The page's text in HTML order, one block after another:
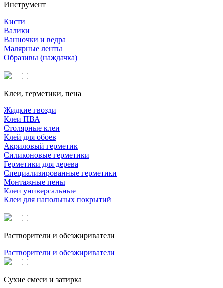
Инструмент
Кисти
Валики
Ванночки и ведра
Малярные ленты
Образивы (наждачка)
Клеи, герметики, пена
Жидкие гвозди
Клеи ПВА
Столярные клеи
Клей для обоев
Акриловый герметик
Силиконовые герметики
Герметики для дерева
Специализированные герметики
Монтажные пены
Клеи универсальные
Клеи для напольных покрытий
Растворители и обезжириватели
Растворители и обезжириватели
Сухие смеси и затирка